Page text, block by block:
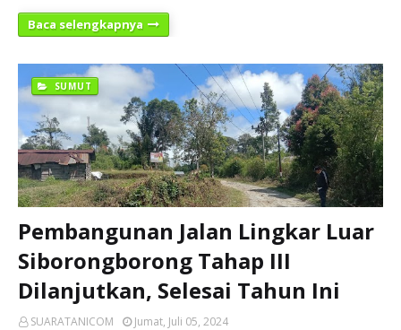
Baca selengkapnya
SUMUT
Pembangunan Jalan Lingkar Luar
Siborongborong Tahap III
Dilanjutkan, Selesai Tahun Ini
SUARATANICOM Jumat, Juli 05, 2024